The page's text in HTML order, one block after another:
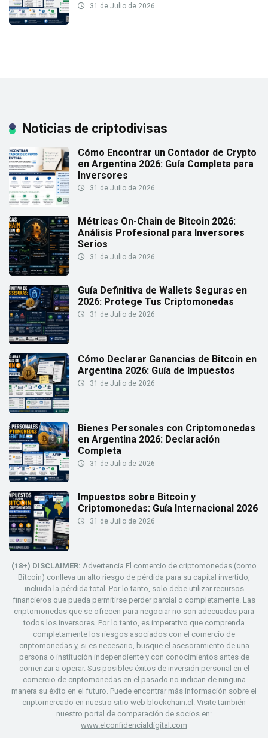
31 de Julio de 2026
Noticias de criptodivisas
Cómo Encontrar un Contador de Crypto
en Argentina 2026: Guía Completa para
Inversores
31 de Julio de 2026
Métricas On-Chain de Bitcoin 2026:
Análisis Profesional para Inversores
Serios
31 de Julio de 2026
Guía Definitiva de Wallets Seguras en
2026: Protege Tus Criptomonedas
31 de Julio de 2026
Cómo Declarar Ganancias de Bitcoin en
Argentina 2026: Guía de Impuestos
31 de Julio de 2026
Bienes Personales con Criptomonedas
en Argentina 2026: Declaración
Completa
31 de Julio de 2026
Impuestos sobre Bitcoin y
Criptomonedas: Guía Internacional 2026
31 de Julio de 2026
(18+) DISCLAIMER: Advertencia El comercio de criptomonedas (como
Bitcoin) conlleva un alto riesgo de pérdida para su capital invertido,
incluida la pérdida total. Por lo tanto, solo debe utilizar recursos
financieros que pueda permitirse perder parcial o completamente. Las
criptomonedas que se ofrecen para negociar no son adecuadas para
todos los inversores. Por lo tanto, es imperativo que comprenda
completamente los riesgos asociados con el comercio de
criptomonedas y, si es necesario, busque el asesoramiento de una
persona o institución independiente y con conocimientos antes de
comenzar a operar. Sus posibles éxitos de inversión personal en el
comercio de criptomonedas en el pasado no indican de ninguna
manera su éxito en el futuro. Puede encontrar más información sobre el
criptomercado en nuestro sitio web blockchain.cl. Visite también
nuestro portal de comparación de socios en:
www.elconfidencialdigital.com